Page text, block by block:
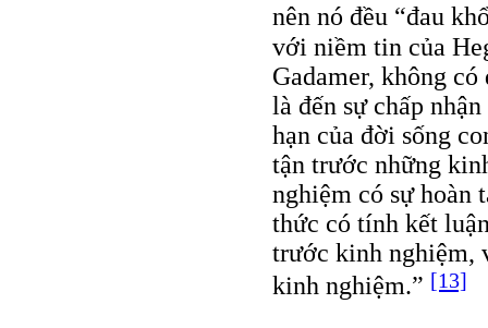
nên nó đều “đau
với niềm tin của
Gadamer, không
là đến sự chấp
hạn của đời sống
tận trước những
nghiệm có sự hoàn
thức có tính kết
trước kinh nghiệm,
kinh nghiệm.” [13]